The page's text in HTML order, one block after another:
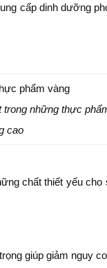
cấp dinh dưỡng
những thực
cao
chất thiết yếu
giúp giảm nguy